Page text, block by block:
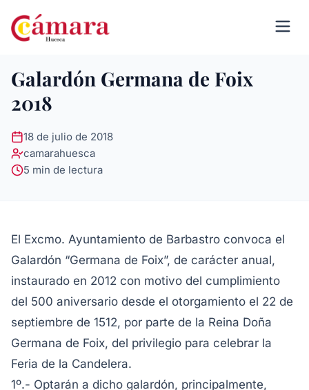
Galardón Germana de Foix
2018
18 de julio de 2018
camarahuesca
5 min de lectura
El Excmo. Ayuntamiento de Barbastro convoca el
Galardón “Germana de Foix”, de carácter anual,
instaurado en 2012 con motivo del cumplimiento
del 500 aniversario desde el otorgamiento el 22 de
septiembre de 1512, por parte de la Reina Doña
Germana de Foix, del privilegio para celebrar la
Feria de la Candelera.
1º.- Optarán a dicho galardón, principalmente,